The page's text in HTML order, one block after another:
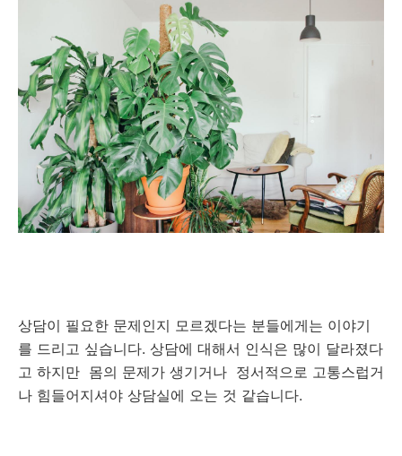
상담이 필요한 문제인지 모르겠다는 분들에게는 이야기
를 드리고 싶습니다. 상담에 대해서 인식은 많이 달라졌다
고 하지만 몸의 문제가 생기거나 정서적으로 고통스럽거
나 힘들어지셔야 상담실에 오는 것 같습니다.